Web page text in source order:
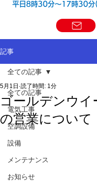
平日8時30分～17時30分
記事
全ての記事
電気工事
空調設備
設備
メンテナンス
お知らせ
全ての記事
ゴールデンウイ
の営業について
5月1日 読了時間: 1分